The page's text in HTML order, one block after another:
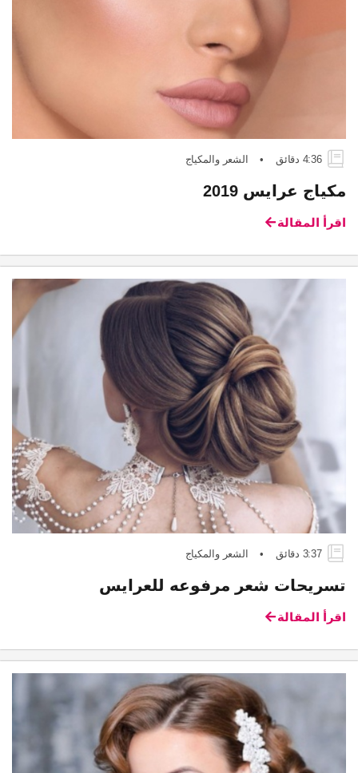
4:36 دقائق • الشعر والمكياج
مكياج عرايس 2019
اقرأ المقالة
3:37 دقائق • الشعر والمكياج
تسريحات شعر مرفوعه للعرايس
اقرأ المقالة